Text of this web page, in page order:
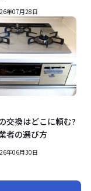
年07月28日
交換はどこに頼む?
者の選び方
年06月30日